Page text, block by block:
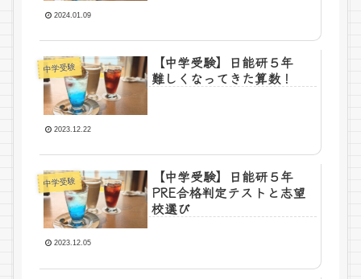
2024.01.09
中学受験
【中学受験】日能研５年
難しくなってきた算数！
2023.12.22
中学受験
【中学受験】日能研５年
PRE合格判定テストと志望
校選び
2023.12.05